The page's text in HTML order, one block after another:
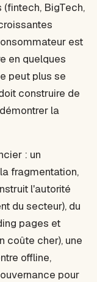
(fintech, BigTech,
est
en quelques
peut plus se
construire de
la
: un
fragmentation,
l'autorité
du secteur), du
pages et
coûte cher), une
offline,
pour